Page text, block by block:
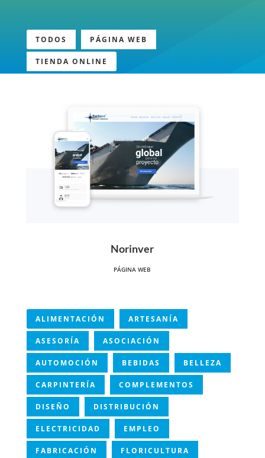
TODOS PÁGINA WEB
TIENDA ONLINE
Norinver
PÁGINA WEB
ALIMENTACIÓN ARTESANÍA
ASESORÍA ASOCIACIÓN
AUTOMOCIÓN BEBIDAS BELLEZA
CARPINTERÍA COMPLEMENTOS
DISEÑO DISTRIBUCIÓN
ELECTRICIDAD EMPLEO
FABRICACIÓN FLORICULTURA